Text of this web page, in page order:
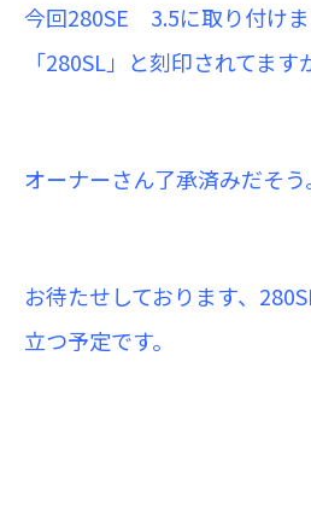
今回280SE 3.5に取り付け
「280SL」と刻印されてます
オーナーさん了承済みだそう
お待たせしております、
立つ予定です。